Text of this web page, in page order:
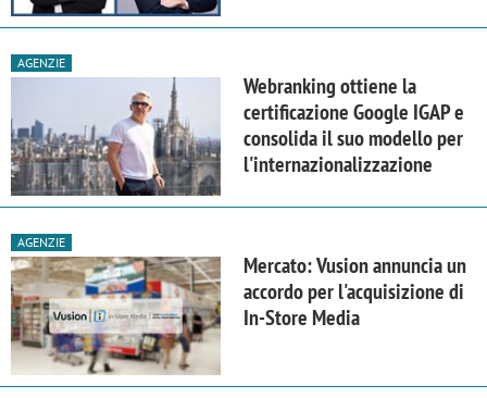
AGENZIE
Webranking ottiene la
certificazione Google IGAP e
consolida il suo modello per
l'internazionalizzazione
AGENZIE
Mercato: Vusion annuncia un
accordo per l'acquisizione di
In-Store Media